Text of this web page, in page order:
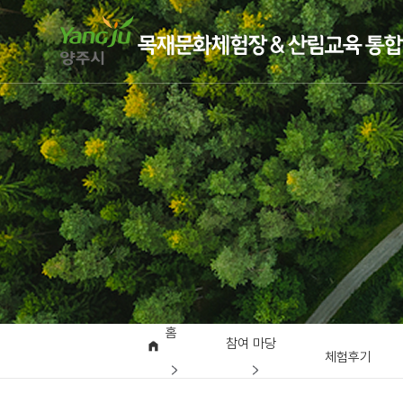
홈
참여 마당
체험후기